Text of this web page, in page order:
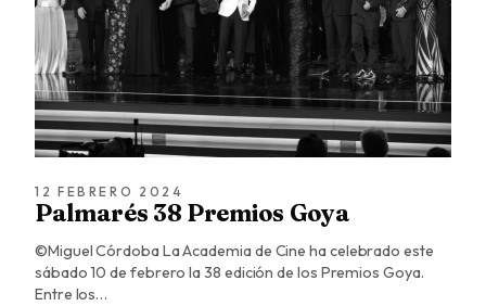
12 FEBRERO 2024
Palmarés 38 Premios Goya
©Miguel Córdoba La Academia de Cine ha celebrado este
sábado 10 de febrero la 38 edición de los Premios Goya.
Entre los…